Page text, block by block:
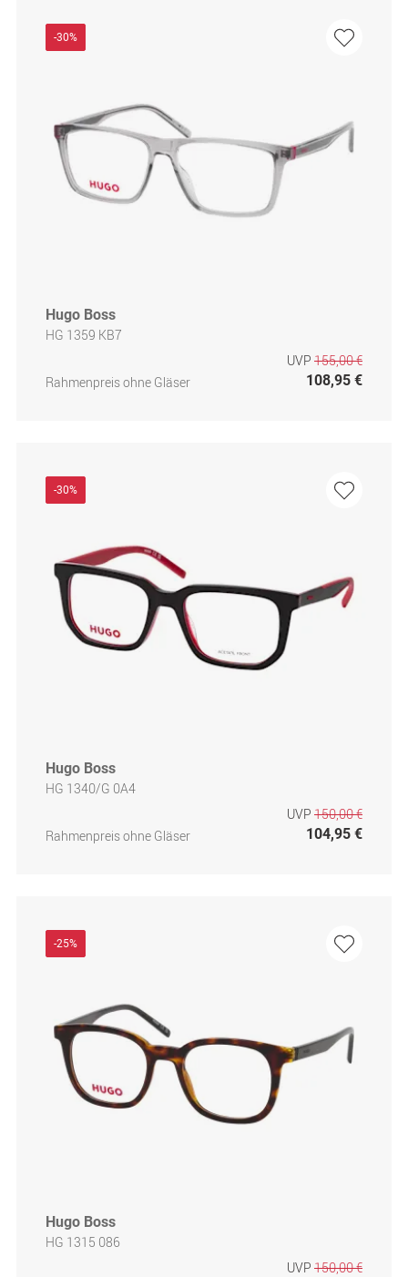
-30%
Hugo Boss
HG 1359 KB7
Rahmenpreis ohne Gläser
UVP 155,00 €
108,95 €
-30%
Hugo Boss
HG 1340/G 0A4
Rahmenpreis ohne Gläser
UVP 150,00 €
104,95 €
-25%
Hugo Boss
HG 1315 086
UVP 150,00 €